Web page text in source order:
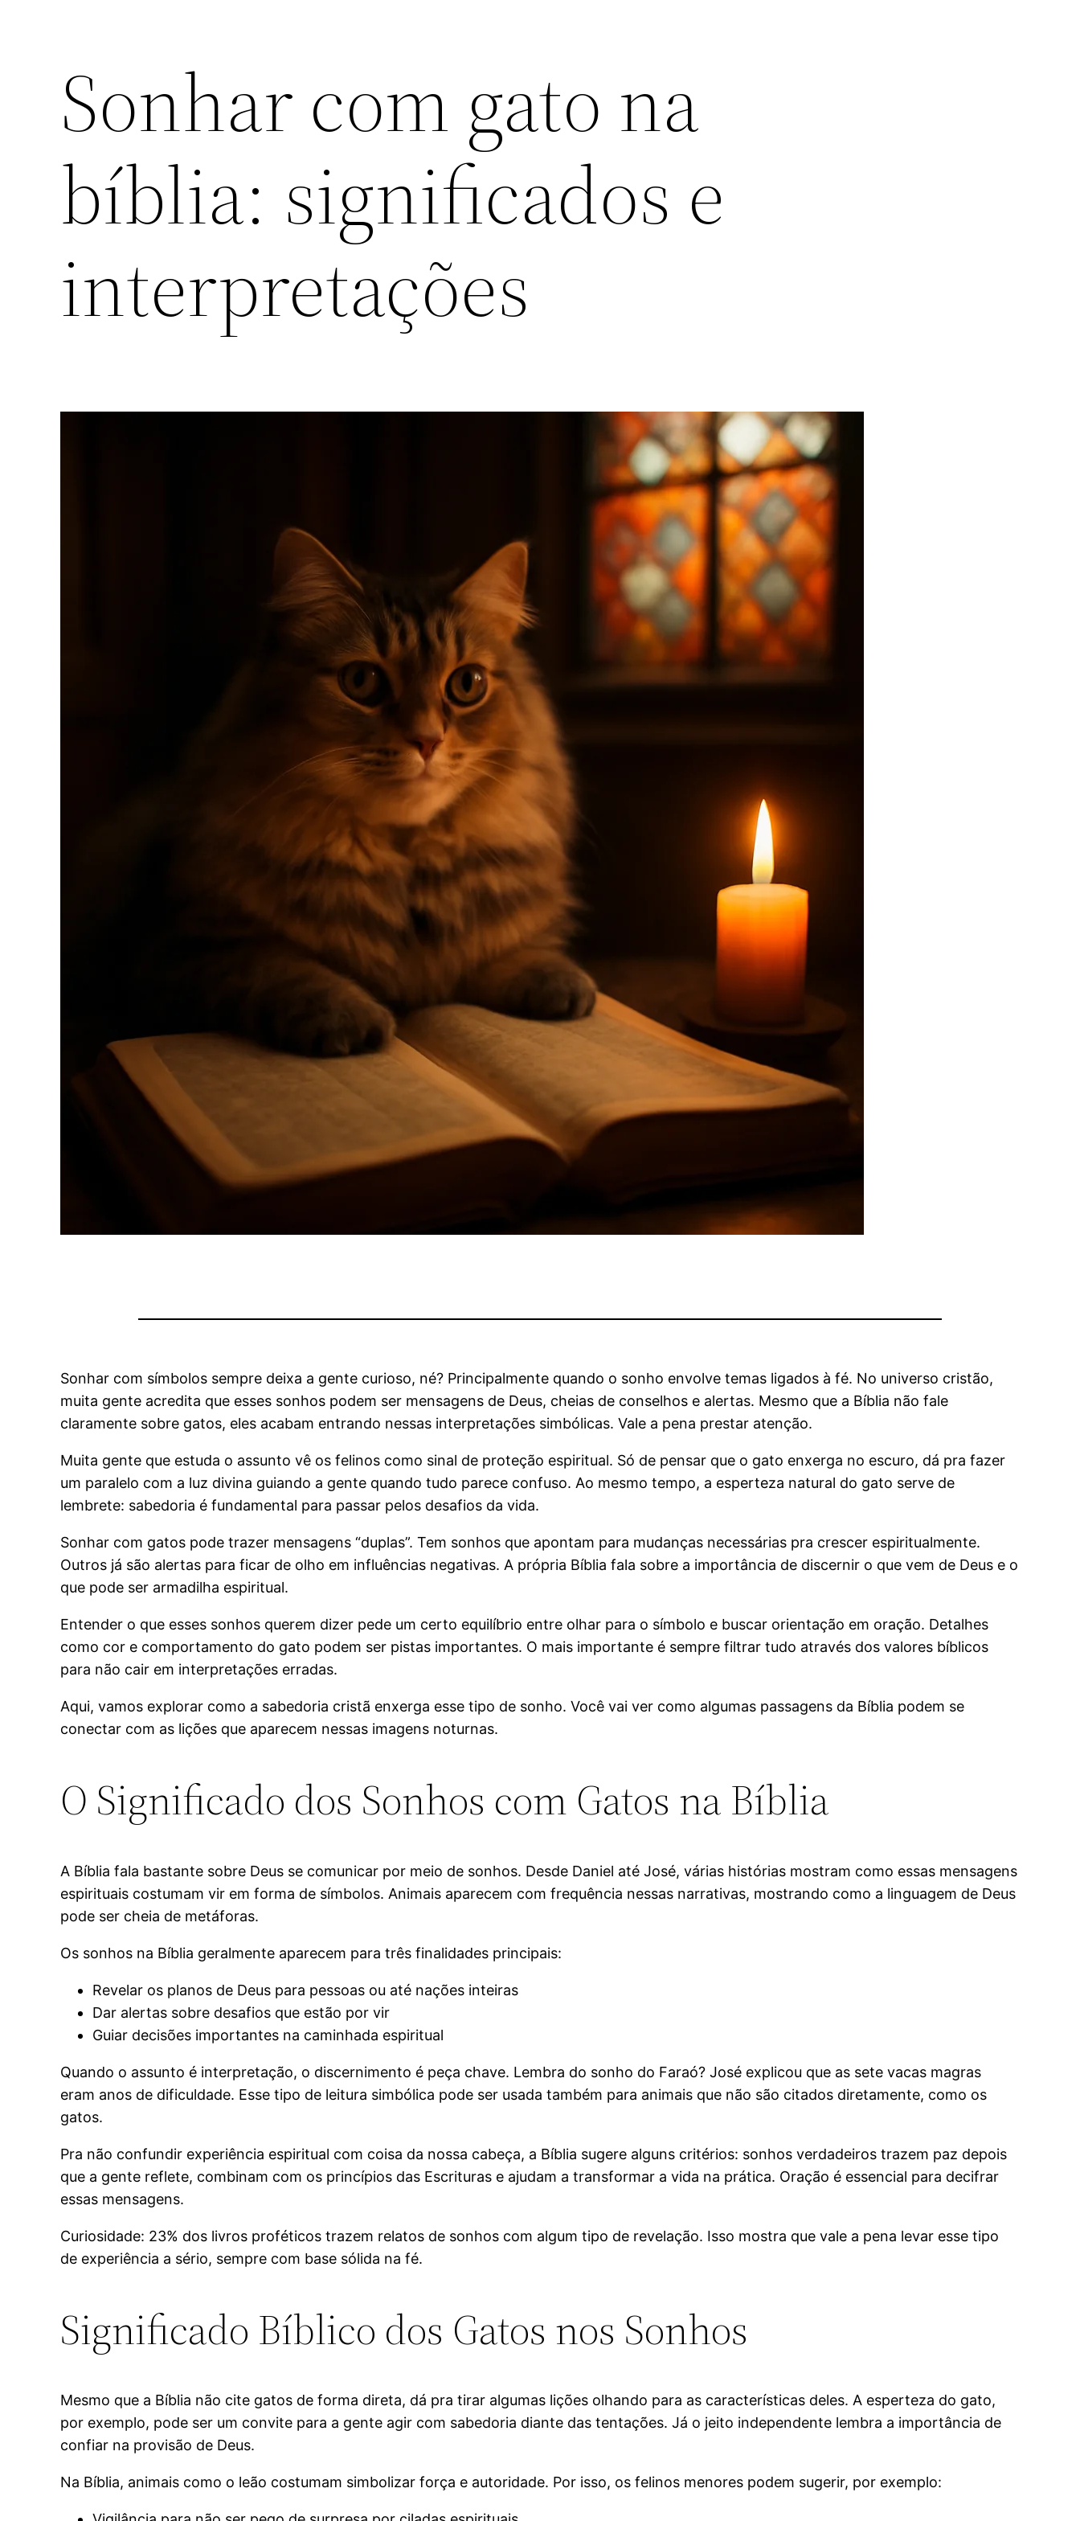
Sonhar com gato na
bíblia: significados e
interpretações
Sonhar com símbolos sempre deixa a gente curioso, né? Principalmente quando o sonho envolve temas ligados à fé. No universo cristão,
muita gente acredita que esses sonhos podem ser mensagens de Deus, cheias de conselhos e alertas. Mesmo que a Bíblia não fale
claramente sobre gatos, eles acabam entrando nessas interpretações simbólicas. Vale a pena prestar atenção.
Muita gente que estuda o assunto vê os felinos como sinal de proteção espiritual. Só de pensar que o gato enxerga no escuro, dá pra fazer
um paralelo com a luz divina guiando a gente quando tudo parece confuso. Ao mesmo tempo, a esperteza natural do gato serve de
lembrete: sabedoria é fundamental para passar pelos desafios da vida.
Sonhar com gatos pode trazer mensagens “duplas”. Tem sonhos que apontam para mudanças necessárias pra crescer espiritualmente.
Outros já são alertas para ficar de olho em influências negativas. A própria Bíblia fala sobre a importância de discernir o que vem de Deus e o
que pode ser armadilha espiritual.
Entender o que esses sonhos querem dizer pede um certo equilíbrio entre olhar para o símbolo e buscar orientação em oração. Detalhes
como cor e comportamento do gato podem ser pistas importantes. O mais importante é sempre filtrar tudo através dos valores bíblicos
para não cair em interpretações erradas.
Aqui, vamos explorar como a sabedoria cristã enxerga esse tipo de sonho. Você vai ver como algumas passagens da Bíblia podem se
conectar com as lições que aparecem nessas imagens noturnas.
O Significado dos Sonhos com Gatos na Bíblia
A Bíblia fala bastante sobre Deus se comunicar por meio de sonhos. Desde Daniel até José, várias histórias mostram como essas mensagens
espirituais costumam vir em forma de símbolos. Animais aparecem com frequência nessas narrativas, mostrando como a linguagem de Deus
pode ser cheia de metáforas.
Os sonhos na Bíblia geralmente aparecem para três finalidades principais:
Revelar os planos de Deus para pessoas ou até nações inteiras
Dar alertas sobre desafios que estão por vir
Guiar decisões importantes na caminhada espiritual
Quando o assunto é interpretação, o discernimento é peça chave. Lembra do sonho do Faraó? José explicou que as sete vacas magras
eram anos de dificuldade. Esse tipo de leitura simbólica pode ser usada também para animais que não são citados diretamente, como os
gatos.
Pra não confundir experiência espiritual com coisa da nossa cabeça, a Bíblia sugere alguns critérios: sonhos verdadeiros trazem paz depois
que a gente reflete, combinam com os princípios das Escrituras e ajudam a transformar a vida na prática. Oração é essencial para decifrar
essas mensagens.
Curiosidade: 23% dos livros proféticos trazem relatos de sonhos com algum tipo de revelação. Isso mostra que vale a pena levar esse tipo
de experiência a sério, sempre com base sólida na fé.
Significado Bíblico dos Gatos nos Sonhos
Mesmo que a Bíblia não cite gatos de forma direta, dá pra tirar algumas lições olhando para as características deles. A esperteza do gato,
por exemplo, pode ser um convite para a gente agir com sabedoria diante das tentações. Já o jeito independente lembra a importância de
confiar na provisão de Deus.
Na Bíblia, animais como o leão costumam simbolizar força e autoridade. Por isso, os felinos menores podem sugerir, por exemplo: